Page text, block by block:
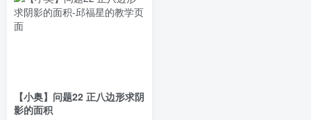
【小奥】问题22 正八边形求阴
影的面积